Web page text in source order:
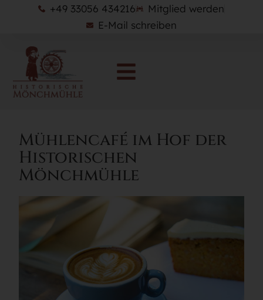
+49 33056 434216
Mitglied werden
E-Mail schreiben
Mühlencafé im Hof der
Historischen
Mönchmühle